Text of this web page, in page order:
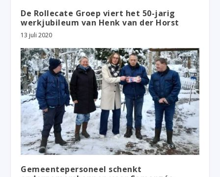
De Rollecate Groep viert het 50-jarig
werkjubileum van Henk van der Horst
13 juli 2020
Gemeentepersoneel schenkt